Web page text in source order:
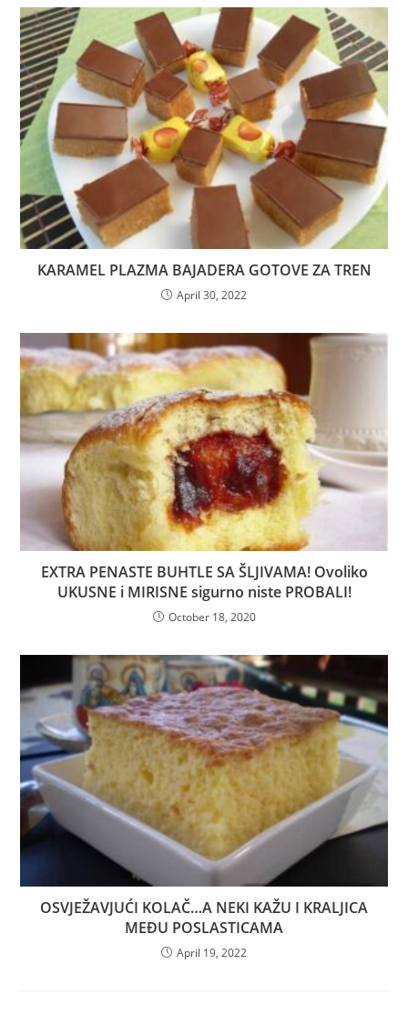
KARAMEL PLAZMA BAJADERA GOTOVE ZA TREN
April 30, 2022
EXTRA PENASTE BUHTLE SA ŠLJIVAMA! Ovoliko
UKUSNE i MIRISNE sigurno niste PROBALI!
October 18, 2020
OSVJEŽAVJUĆI KOLAČ…A NEKI KAŽU I KRALJICA
MEĐU POSLASTICAMA
April 19, 2022